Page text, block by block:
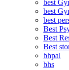
best
best
best
Best
Best
Best
bhpal
bhs